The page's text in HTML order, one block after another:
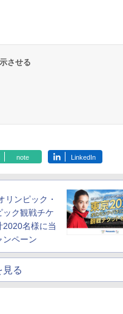
させる
note LinkedIn
リンピック・
ック観戦チケ
2020名様に当
ンペーン
見る